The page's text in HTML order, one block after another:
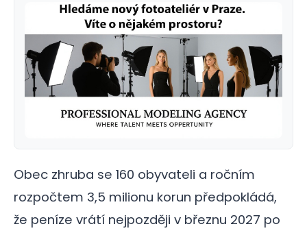
Obec zhruba se 160 obyvateli a ročním
rozpočtem 3,5 milionu korun předpokládá,
že peníze vrátí nejpozději v březnu 2027 po